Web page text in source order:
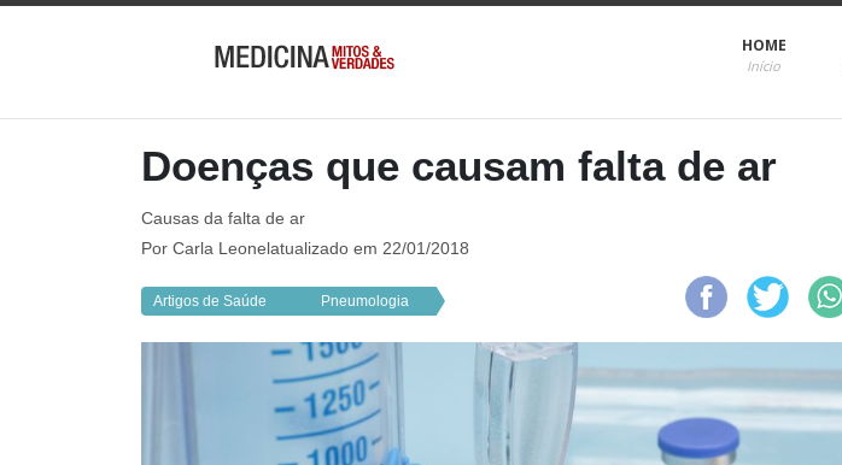
HOME
Início
Doenças que causam falta de ar
Causas da falta de ar
Por Carla Leonelatualizado em 22/01/2018
Artigos de Saúde Pneumologia